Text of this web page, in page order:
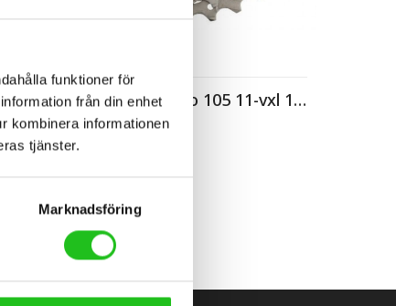
funktioner för
från din enhet
kombinera informationen
tjänster.
Marknadsföring
kassett Shimano 105 11-vxl 11-28T
799,00kr